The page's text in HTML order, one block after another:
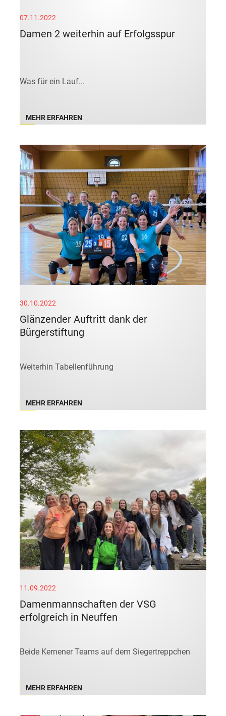
07.11.2022
Damen 2 weiterhin auf Erfolgsspur
Was für ein Lauf...
MEHR ERFAHREN
30.10.2022
Glänzender Auftritt dank der
Bürgerstiftung
Weiterhin Tabellenführung
MEHR ERFAHREN
11.09.2022
Damenmannschaften der VSG
erfolgreich in Neuffen
Beide Kernener Teams auf dem Siegertreppchen
MEHR ERFAHREN